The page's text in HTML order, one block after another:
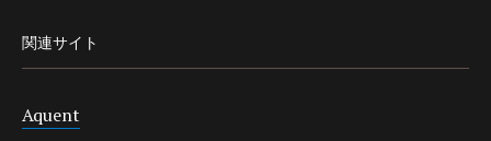
関連サイト
Aquent